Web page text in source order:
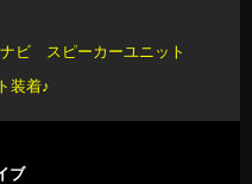
ビ スピーカーユニット
装着♪
ブ